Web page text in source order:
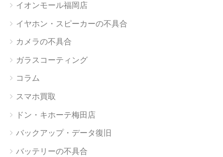
イオンモール福岡店
イヤホン・スピーカーの不具合
カメラの不具合
ガラスコーティング
コラム
スマホ買取
ドン・キホーテ梅田店
バックアップ・データ復旧
バッテリーの不具合